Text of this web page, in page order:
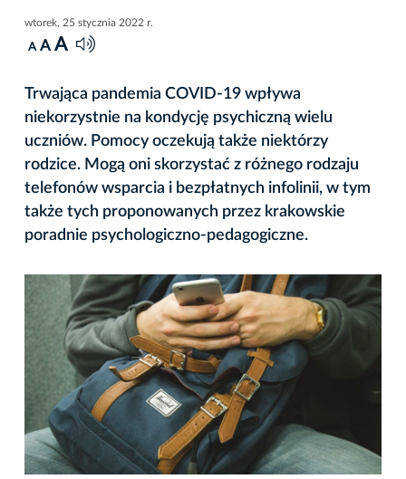
wtorek, 25 stycznia 2022 r.
A A A
Trwająca pandemia COVID-19 wpływa
niekorzystnie na kondycję psychiczną wielu
uczniów. Pomocy oczekują także niektórzy
rodzice. Mogą oni skorzystać z różnego rodzaju
telefonów wsparcia i bezpłatnych infolinii, w tym
także tych proponowanych przez krakowskie
poradnie psychologiczno-pedagogiczne.